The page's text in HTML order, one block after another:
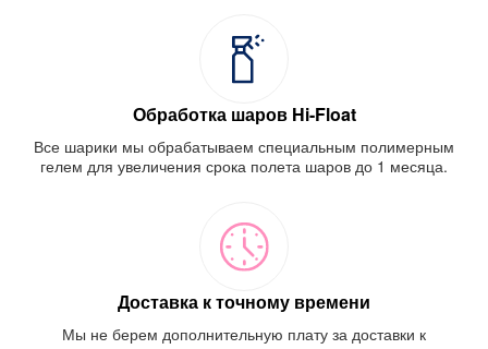
Обработка шаров Hi-Float
Все шарики мы обрабатываем специальным полимерным
гелем для увеличения срока полета шаров до 1 месяца.
Доставка к точному времени
Мы не берем дополнительную плату за доставки к